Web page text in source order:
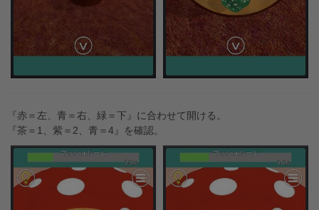
『赤＝左、青＝右、緑＝下』に合わせて開ける。
『茶＝1、紫＝2、青＝4』を確認。